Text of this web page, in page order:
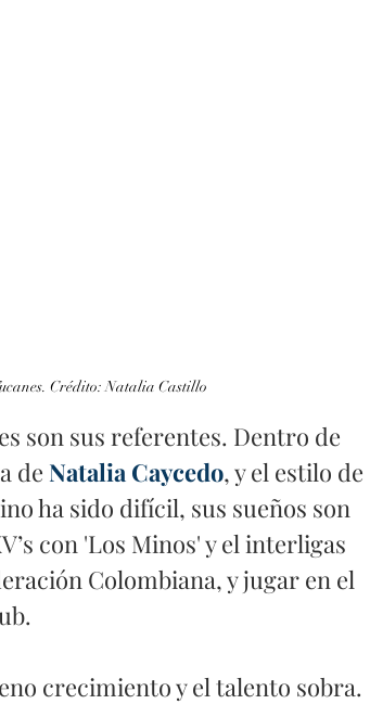
Crédito: Natalia Castillo
son sus referentes. Dentro de
de Natalia Caycedo, y el estilo de
ha sido difícil, sus sueños son
con 'Los Minos' y el interligas
Colombiana, y jugar en el
crecimiento y el talento sobra.